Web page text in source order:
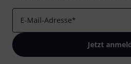
E-Mail-Adresse*
Jetzt